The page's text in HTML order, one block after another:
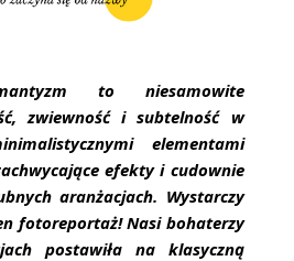
to niesamowite
zwiewność i subtelność w
elementami
efekty i cudownie
aranżacjach. Wystarczy
fotoreportaż! Nasi bohaterzy
postawiła na klasyczną